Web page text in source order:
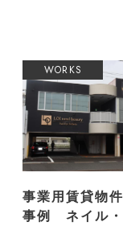
WORKS
事業用賃貸物
事例 ネイル・